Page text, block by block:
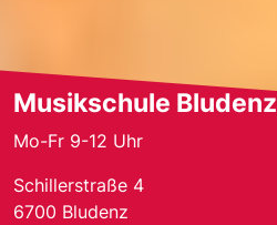
Musikschule Bludenz
Mo-Fr 9-12 Uhr
Schillerstraße 4
6700 Bludenz